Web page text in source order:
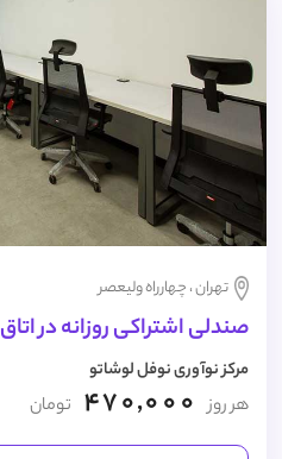
تهران ، چهارراه ولیعصر
صندلی اشتراکی روزانه در اتاق
مرکز نوآوری نوفل لوشاتو
هر روز 470,000 تومان